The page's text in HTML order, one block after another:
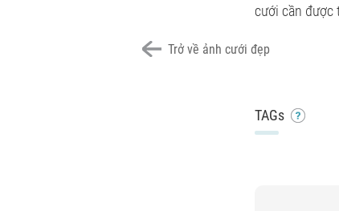
cưới cần được
Trở về ảnh cưới đẹp
TAGs